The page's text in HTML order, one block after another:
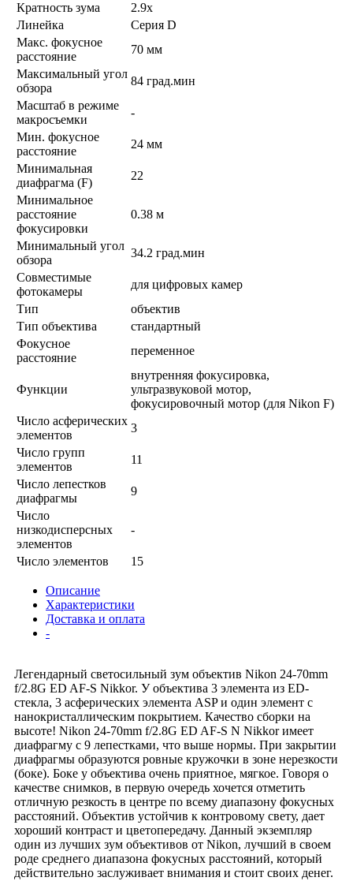
Кратность зума
2.9x
Линейка
Серия D
Макс. фокусное
расстояние
70 мм
Максимальный угол
обзора
84 град.мин
Масштаб в режиме
макросъемки
-
Мин. фокусное
расстояние
24 мм
Минимальная
диафрагма (F)
22
Минимальное
расстояние
фокусировки
0.38 м
Минимальный угол
обзора
34.2 град.мин
Совместимые
фотокамеры
для цифровых камер
Тип
объектив
Тип объектива
стандартный
Фокусное
расстояние
переменное
Функции
внутренняя фокусировка,
ультразвуковой мотор,
фокусировочный мотор (для Nikon F)
Число асферических
элементов
3
Число групп
элементов
11
Число лепестков
диафрагмы
9
Число
низкодисперсных
элементов
-
Число элементов 15
Описание
Характеристики
Доставка и оплата
-
Легендарный светосильный зум объектив Nikon 24-70mm
f/2.8G ED AF-S Nikkor. У объектива 3 элемента из ED-
стекла, 3 асферических элемента ASP и один элемент с
нанокристаллическим покрытием. Качество сборки на
высоте! Nikon 24-70mm f/2.8G ED AF-S N Nikkor имеет
диафрагму с 9 лепестками, что выше нормы. При закрытии
диафрагмы образуются ровные кружочки в зоне нерезкости
(боке). Боке у объектива очень приятное, мягкое. Говоря о
качестве снимков, в первую очередь хочется отметить
отличную резкость в центре по всему диапазону фокусных
расстояний. Объектив устойчив к контровому свету, дает
хороший контраст и цветопередачу. Данный экземпляр
один из лучших зум объективов от Nikon, лучший в своем
роде среднего диапазона фокусных расстояний, который
действительно заслуживает внимания и стоит своих денег.